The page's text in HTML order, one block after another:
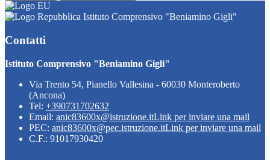
Istituto Comprensivo "Beniamino Gigli"
Contatti
Istituto Comprensivo "Beniamino Gigli"
Via Trento 54, Pianello Vallesina - 60030 Monteroberto
(Ancona)
Tel: +390731702632
Email: anic83600x@istruzione.itLink per inviare una mail
PEC: anic83600x@pec.istruzione.itLink per inviare una mail
C.F.: 91017930420